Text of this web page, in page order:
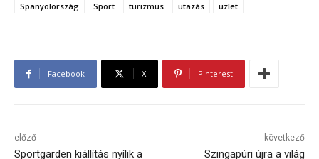
Spanyolország
Sport turizmus utazás üzlet
Facebook X Pinterest
előző
Sportgarden kiállítás nyílik a
következő
Szingapúri újra a világ